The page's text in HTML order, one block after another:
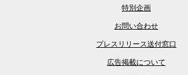
特別企画
お問い合わせ
プレスリリース送付窓口
広告掲載について